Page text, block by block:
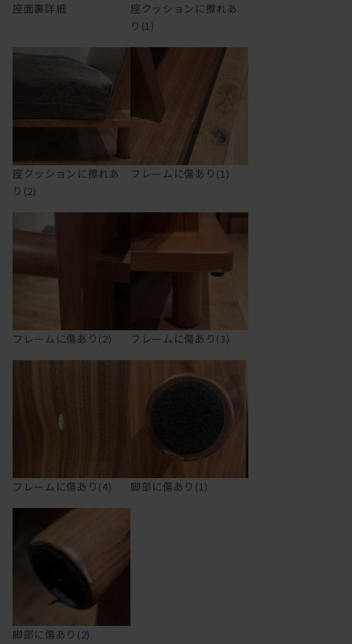
座面裏詳細
座クッションに擦れあ
り(1)
座クッションに擦れあ
り(2)
フレームに傷あり(1)
フレームに傷あり(2) フレームに傷あり(3)
フレームに傷あり(4) 脚部に傷あり(1)
脚部に傷あり(2)